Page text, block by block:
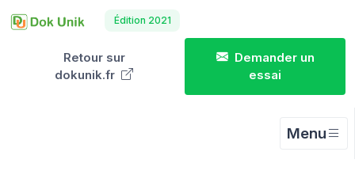
Édition 2021
Retour sur
dokunik.fr
Demander un
essai
Menu